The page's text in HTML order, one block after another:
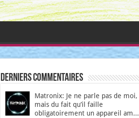
Derniers Commentaires
Matronix: Je ne parle pas de moi,
mais du fait qu’il faille
obligatoirement un appareil am...